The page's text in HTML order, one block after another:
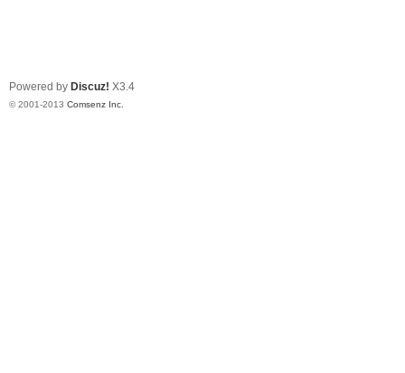
Powered by Discuz! X3.4
© 2001-2013 Comsenz Inc.